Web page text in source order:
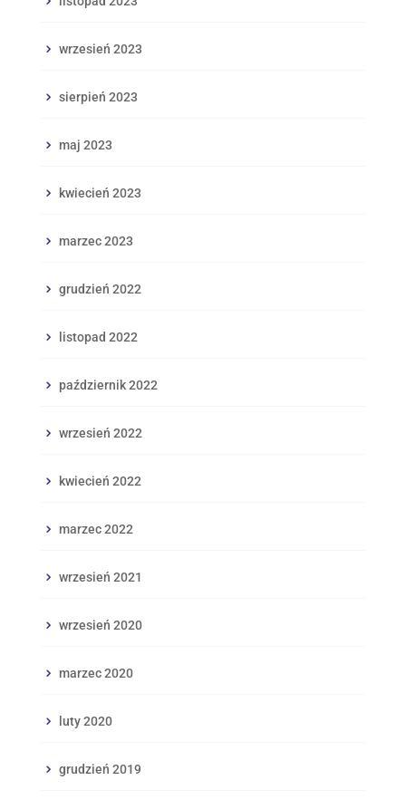
wrzesień 2023
sierpień 2023
maj 2023
kwiecień 2023
marzec 2023
grudzień 2022
listopad 2022
październik 2022
wrzesień 2022
kwiecień 2022
marzec 2022
wrzesień 2021
wrzesień 2020
marzec 2020
luty 2020
grudzień 2019